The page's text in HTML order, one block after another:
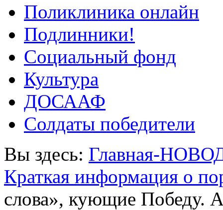
Поликлиника онлайн
Подлинники!
Социальный фонд
Культура
ДОСААФ
Солдаты победители
Вы здесь: Главная-
Краткая информация о
слова», кующие Победу.